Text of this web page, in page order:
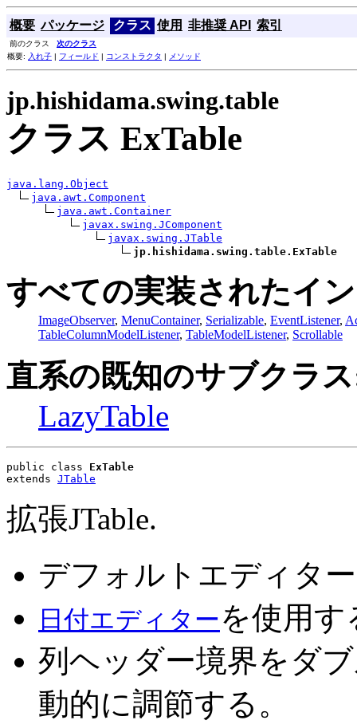
概要 パッケージ クラス 使用 非推奨 API 索引
前のクラス 次のクラス
概要: 入れ子 | フィールド | コンストラクタ | メソッド
jp.hishidama.swing.table
クラス ExTable
java.lang.Object
java.awt.Component
java.awt.Container
javax.swing.JComponent
javax.swing.JTable
jp.hishidama.swing.table.ExTable
すべての実装されたイ
ImageObserver, MenuContainer, Serializable, EventListener,
TableColumnModelListener, TableModelListener, Scrollable
直系の既知のサブクラ
LazyTable
public class ExTable
extends JTable
拡張JTable.
デフォルトエディタ
日付エディターを使用す
列ヘッダー境界をダ
動的に調節する。